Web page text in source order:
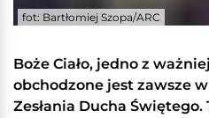
fot: Bartłomiej Szopa/ARC
Boże Ciało, jedno z
obchodzone jest zawsze
Zesłania Ducha Świętego.